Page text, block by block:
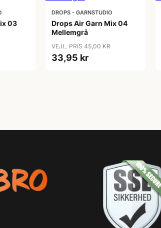
03
DROPS - GARNSTUDIO
Drops Air Garn Mix 04
Mellemgrå
VEJL. PRIS 45,00 KR
33,95 kr